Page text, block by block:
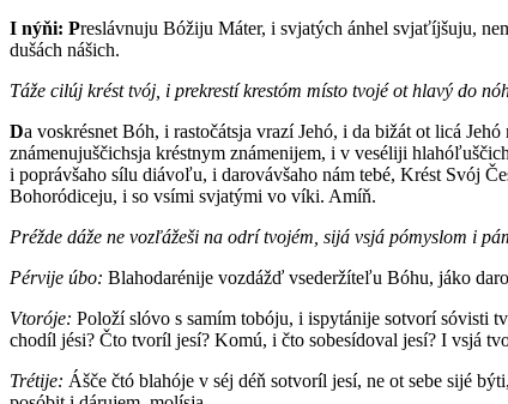
I nýňi: Preslávnuju Bóžiju Máter, i svjatých ánhel svjaťíjšuju,
dušách nášich.
Táže cilúj krést tvój, i prekrestí krestóm místo tvojé ot hlavý do
Da voskrésnet Bóh, i rastočátsja vrazí Jehó, i da bižát ot licá
známenujuščichsja kréstnym známenijem, i v veséliji
i poprávšaho sílu diávoľu, i darovávšaho nám tebé, Krést Svój
Bohoródiceju, i so vsími svjatými vo víki. Amíň.
Préžde dáže ne vozľážeši na odrí tvojém, sijá vsjá pómyslom i
Pérvije úbo: Blahodarénije vozdážď vsederžíteľu Bóhu, jáko
Vtoróje: Položí slóvo s samím tobóju, i ispytánije sotvorí sóvisti
chodíl jési? Čto tvoríl jesí? Komú, i čto sobesídoval jesí? I vsjá
Trétije: Ášče čtó blahóje v séj déň sotvoríl jesí, ne ot sebe sijé